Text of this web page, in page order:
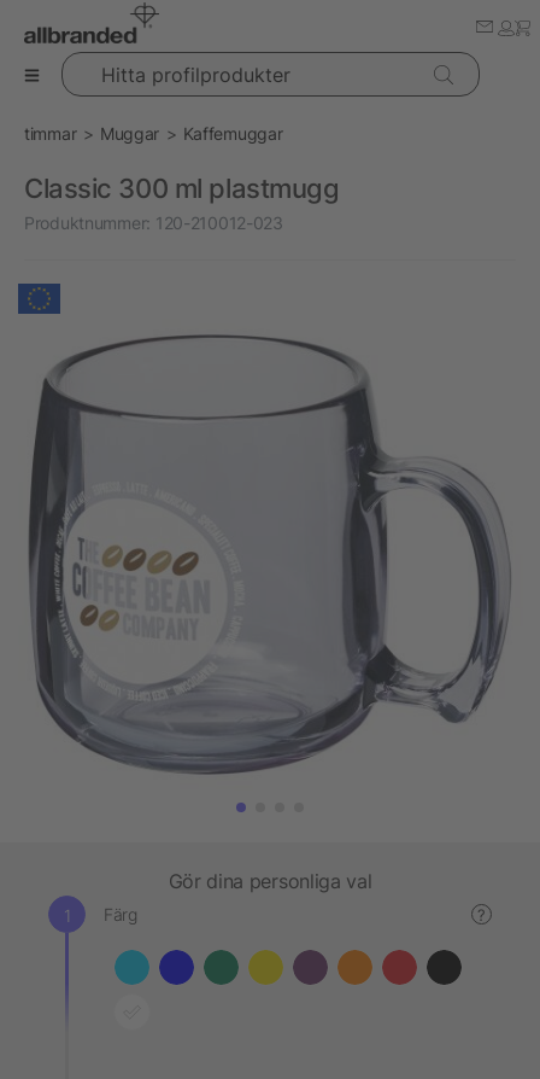
Hitta profilprodukter
timmar Muggar Kaffemuggar
Classic 300 ml plastmugg
Produktnummer: 120-210012-023
Gör dina personliga val
Färg ?